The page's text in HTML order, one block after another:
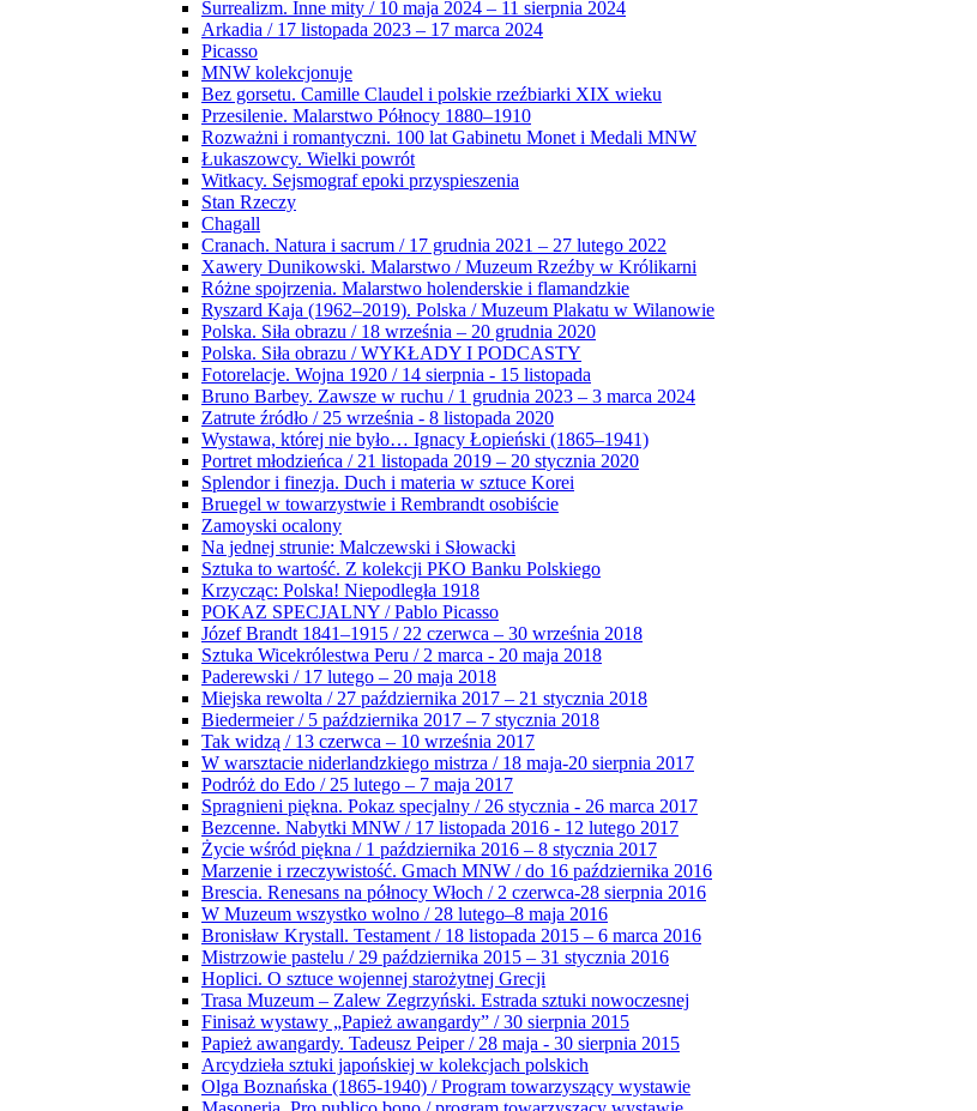
Surrealizm. Inne mity / 10 maja 2024 – 11 sierpnia 2024
Arkadia / 17 listopada 2023 – 17 marca 2024
Picasso
MNW kolekcjonuje
Bez gorsetu. Camille Claudel i polskie rzeźbiarki XIX wieku
Przesilenie. Malarstwo Północy 1880–1910
Rozważni i romantyczni. 100 lat Gabinetu Monet i Medali MNW
Łukaszowcy. Wielki powrót
Witkacy. Sejsmograf epoki przyspieszenia
Stan Rzeczy
Chagall
Cranach. Natura i sacrum / 17 grudnia 2021 – 27 lutego 2022
Xawery Dunikowski. Malarstwo / Muzeum Rzeźby w Królikarni
Różne spojrzenia. Malarstwo holenderskie i flamandzkie
Ryszard Kaja (1962–2019). Polska / Muzeum Plakatu w Wilanowie
Polska. Siła obrazu / 18 września – 20 grudnia 2020
Polska. Siła obrazu / WYKŁADY I PODCASTY
Fotorelacje. Wojna 1920 / 14 sierpnia - 15 listopada
Bruno Barbey. Zawsze w ruchu / 1 grudnia 2023 – 3 marca 2024
Zatrute źródło / 25 września - 8 listopada 2020
Wystawa, której nie było… Ignacy Łopieński (1865–1941)
Portret młodzieńca / 21 listopada 2019 – 20 stycznia 2020
Splendor i finezja. Duch i materia w sztuce Korei
Bruegel w towarzystwie i Rembrandt osobiście
Zamoyski ocalony
Na jednej strunie: Malczewski i Słowacki
Sztuka to wartość. Z kolekcji PKO Banku Polskiego
Krzycząc: Polska! Niepodległa 1918
POKAZ SPECJALNY / Pablo Picasso
Józef Brandt 1841–1915 / 22 czerwca – 30 września 2018
Sztuka Wicekrólestwa Peru / 2 marca - 20 maja 2018
Paderewski / 17 lutego – 20 maja 2018
Miejska rewolta / 27 października 2017 – 21 stycznia 2018
Biedermeier / 5 października 2017 – 7 stycznia 2018
Tak widzą / 13 czerwca – 10 września 2017
W warsztacie niderlandzkiego mistrza / 18 maja-20 sierpnia 2017
Podróż do Edo / 25 lutego – 7 maja 2017
Spragnieni piękna. Pokaz specjalny / 26 stycznia - 26 marca 2017
Bezcenne. Nabytki MNW / 17 listopada 2016 - 12 lutego 2017
Życie wśród piękna / 1 października 2016 – 8 stycznia 2017
Marzenie i rzeczywistość. Gmach MNW / do 16 października 2016
Brescia. Renesans na północy Włoch / 2 czerwca-28 sierpnia 2016
W Muzeum wszystko wolno / 28 lutego–8 maja 2016
Bronisław Krystall. Testament / 18 listopada 2015 – 6 marca 2016
Mistrzowie pastelu / 29 października 2015 – 31 stycznia 2016
Hoplici. O sztuce wojennej starożytnej Grecji
Trasa Muzeum – Zalew Zegrzyński. Estrada sztuki nowoczesnej
Finisaż wystawy „Papież awangardy” / 30 sierpnia 2015
Papież awangardy. Tadeusz Peiper / 28 maja - 30 sierpnia 2015
Arcydzieła sztuki japońskiej w kolekcjach polskich
Olga Boznańska (1865-1940) / Program towarzyszący wystawie